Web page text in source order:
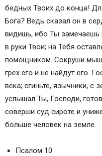
бедных Твоих до конца!
Бога? Ведь сказал он в
видишь, ибо Ты замечаешь
в руки Твои; на Тебя
помощником. Сокруши
грех его и не найдут его.
века; сгиньте, язычники, с
услышал Ты, Господи,
соверши суд сироте и
больше человек на земле.
Псалом 10